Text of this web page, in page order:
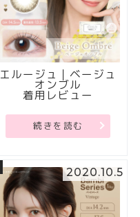
エルージュ｜ベージュ
オンブル
着用レビュー
続きを読む
2020.10.5